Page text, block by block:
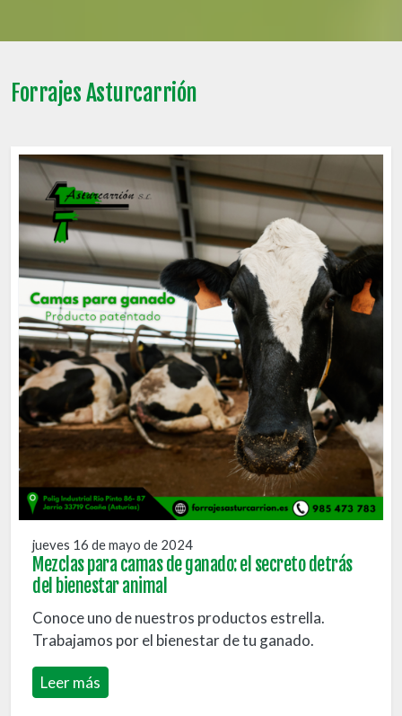
Forrajes Asturcarrión
jueves 16 de mayo de 2024
Mezclas para camas de ganado: el secreto detrás
del bienestar animal
Conoce uno de nuestros productos estrella.
Trabajamos por el bienestar de tu ganado.
Leer más